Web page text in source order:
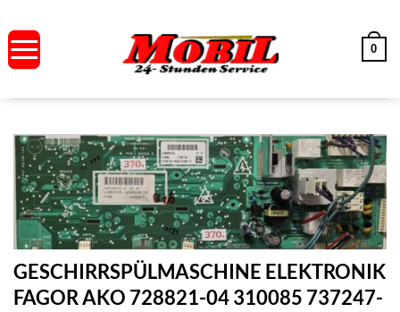
Inhalt
springen
0
GESCHIRRSPÜLMASCHINE ELEKTRONIK
FAGOR AKO 728821-04 310085 737247-